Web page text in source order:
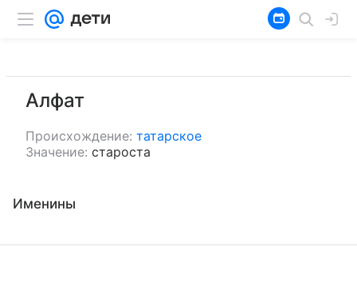
Алфат
Происхождение: татарское
Значение: староста
Именины